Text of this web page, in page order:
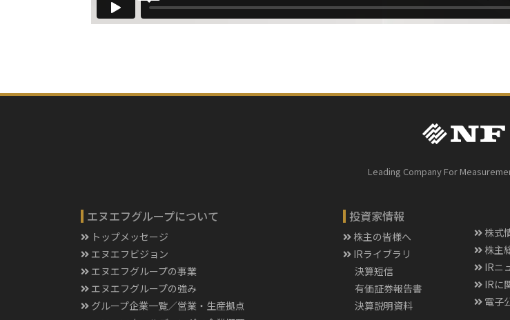
Leading Company For
エヌエフグループについて
トップメッセージ
エヌエフビジョン
エヌエフグループの事業
エヌエフグループの強み
グループ企業一覧／営業・生産拠点
投資家情報
株主の皆様へ
IRライブラリ
決算短信
有価証券報告書
決算説明資料
株式
株主
IRニ
IRに
電子